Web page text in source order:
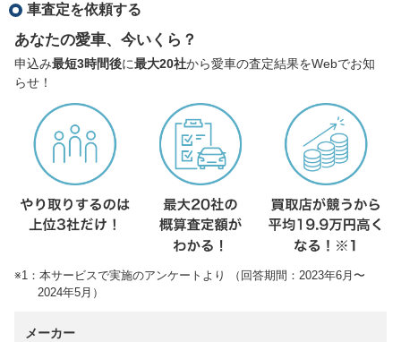
車査定を依頼する
あなたの愛車、今いくら？
申込み最短3時間後に最大20社から愛車の査定結果をWebでお知
らせ！
※1：本サービスで実施のアンケートより （回答期間：2023年6月〜
2024年5月）
メーカー